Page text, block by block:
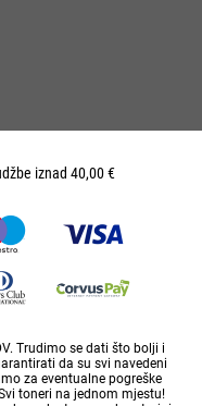
iznad 40,00 €
Trudimo se dati što bolji i
da su svi navedeni
za eventualne pogreške
toneri na jednom mjestu!